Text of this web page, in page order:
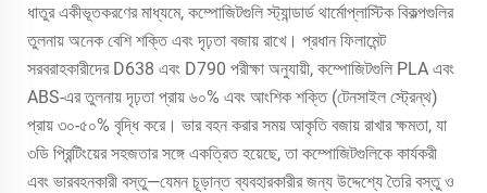
ধাতুর একীভূতকরণের মাধ্যমে, কম্পোজিটগুলি স্ট্যান্ডার্ড থার্মোপ্লাস্টিক বিকল্পগুলির
তুলনায় অনেক বেশি শক্তি এবং দৃঢ়তা বজায় রাখে। প্রধান ফিলামেন্ট
সরবরাহকারীদের D638 এবং D790 পরীক্ষা অনুযায়ী, কম্পোজিটগুলি PLA এবং
ABS-এর তুলনায় দৃঢ়তা প্রায় ৬০% এবং আংশিক শক্তি (টেনসাইল স্ট্রেন্থ)
প্রায় ৩০-৫০% বৃদ্ধি করে। ভার বহন করার সময় আকৃতি বজায় রাখার ক্ষমতা, যা
৩ডি প্রিন্টিংয়ের সহজতার সঙ্গে একত্রিত হয়েছে, তা কম্পোজিটগুলিকে কার্যকরী
এবং ভারবহনকারী বস্তু—যেমন চূড়ান্ত ব্যবহারকারীর জন্য উদ্দেশ্যে তৈরি বস্তু ও